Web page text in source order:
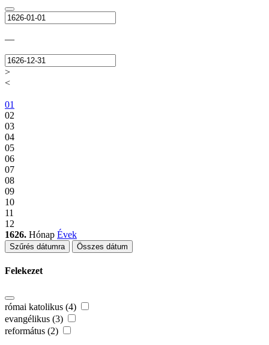
—
>
<
01
02
03
04
05
06
07
08
09
10
11
12
1626. Hónap Évek
Szűrés dátumra Összes dátum
Felekezet
római katolikus (4)
evangélikus (3)
református (2)